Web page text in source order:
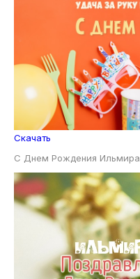
Скачать
С Днем Рождения Ильмира